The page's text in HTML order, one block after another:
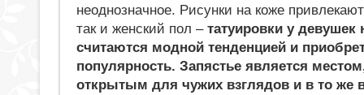
неоднозначное. Рисунки на коже
так и женский пол – татуировки у девушек
считаются модной тенденцией и
популярность. Запястье является
открытым для чужих взглядов и в то же